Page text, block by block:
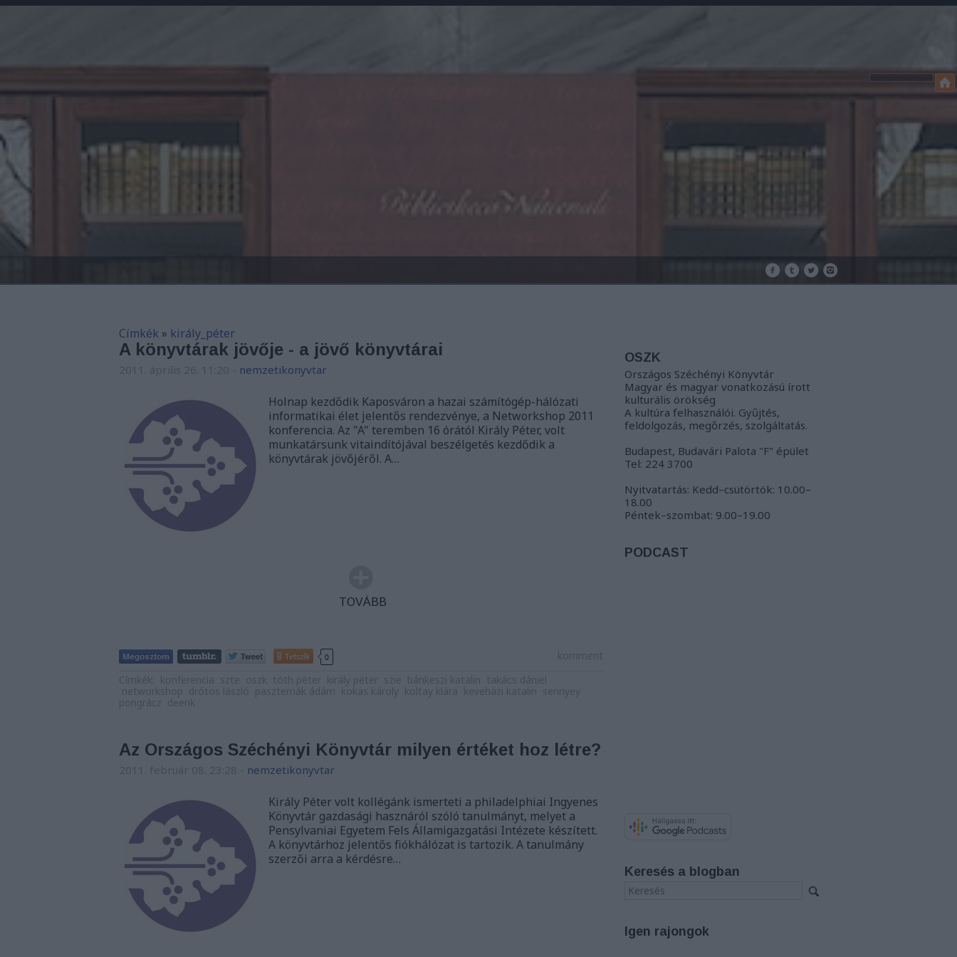
Címkék » király_péter
A könyvtárak jövője - a jövő könyvtárai
nemzetikonyvtar
Holnap kezdődik Kaposváron a hazai számítógép-hálózati
informatikai élet jelentős rendezvénye, a Networkshop 2011
konferencia. Az "A" teremben 16 órától Király Péter, volt
munkatársunk vitaindítójával beszélgetés kezdődik a
könyvtárak jövőjéről. A…
TOVÁBB
Tetszik 0
Az Országos Széchényi Könyvtár milyen értéket hoz létre?
nemzetikonyvtar
Király Péter volt kollégánk ismerteti a philadelphiai Ingyenes
Könyvtár gazdasági hasznáról szóló tanulmányt, melyet a
Pensylvaniai Egyetem Fels Államigazgatási Intézete készített.
A könyvtárhoz jelentős fiókhálózat is tartozik. A tanulmány
szerzői arra a kérdésre…
OSZK
Országos Széchényi Könyvtár
Magyar és magyar vonatkozású írott
kulturális örökség
A kultúra felhasználói. Gyűjtés,
feldolgozás, megőrzés, szolgáltatás.
Budapest, Budavári Palota "F" épület
Tel: 224 3700
Nyitvatartás: Kedd–csütörtök: 10.00–
18.00
Péntek–szombat: 9.00–19.00
PODCAST
Keresés a blogban
Igen rajongok